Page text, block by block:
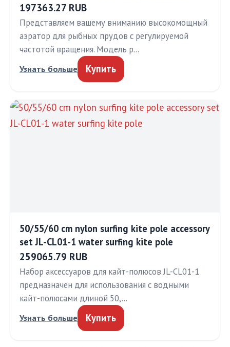
197363.27 RUB
Представляем вашему вниманию высокомощный
аэратор для рыбных прудов с регулируемой
частотой вращения. Модель р…
Узнать больше Купить
50/55/60 cm nylon surfing kite pole accessory
set JL-CL01-1 water surfing kite pole
259065.79 RUB
Набор аксессуаров для кайт-полюсов JL-CL01-1
предназначен для использования с водными
кайт-полюсами длиной 50,…
Узнать больше Купить